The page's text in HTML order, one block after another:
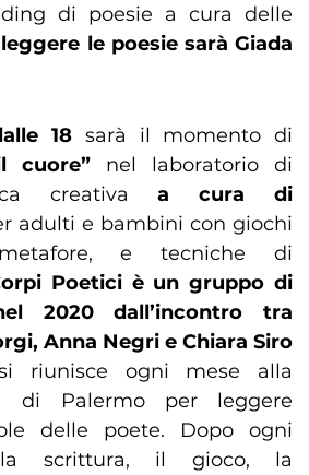
di poesie a cura delle
le poesie sarà Giada
18 sarà il momento di
cuore” nel laboratorio di
creativaa cura di
adulti e bambini con giochi
e tecniche di
Poetici è un gruppo di
2020 dall’incontro tra
Anna Negri e Chiara Siro
riunisce ogni mese alla
di Palermo per leggere
delle poete. Dopo ogni
la scrittura, il gioco, la